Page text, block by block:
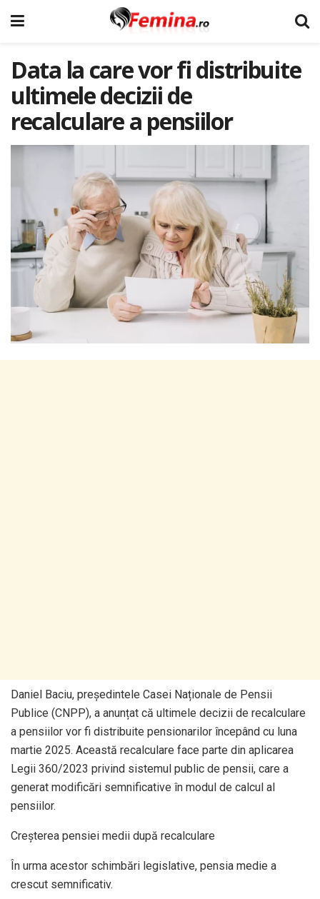
Data la care vor fi distribuite
ultimele decizii de
recalculare a pensiilor
Daniel Baciu, președintele Casei Naționale de Pensii
Publice (CNPP), a anunțat că ultimele decizii de recalculare
a pensiilor vor fi distribuite pensionarilor începând cu luna
martie 2025. Această recalculare face parte din aplicarea
Legii 360/2023 privind sistemul public de pensii, care a
generat modificări semnificative în modul de calcul al
pensiilor.
Creșterea pensiei medii după recalculare
În urma acestor schimbări legislative, pensia medie a
crescut semnificativ.